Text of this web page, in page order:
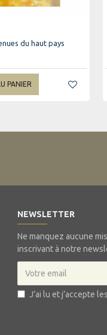
du haut pays
PANIER
NEWSLETTER
Ne manquez aucune
inscrivant à notre
J’ai lu et j’accepte les